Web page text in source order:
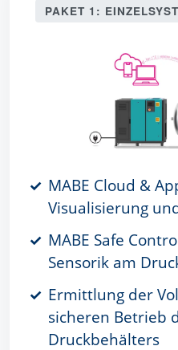
PAKET 1:
MABE Cloud &
Visualisierung
MABE Safe
Sensorik am
Ermittlung der
sicheren Betrieb
Druckbehälters